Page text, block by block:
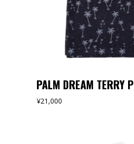
PALM DREAM TERRY
¥21,000